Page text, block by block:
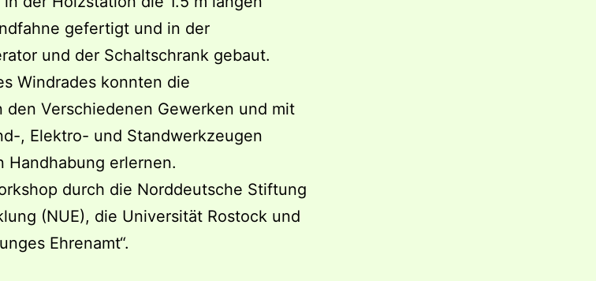
gefertigt und in der
und der Schaltschrank gebaut.
Windrades konnten die
den Verschiedenen Gewerken und mit
, Elektro- und Standwerkzeugen
Handhabung erlernen.
durch die Norddeutsche Stiftung
(NUE), die Universität Rostock und
Ehrenamt“.